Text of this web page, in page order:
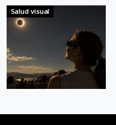
Salud visual